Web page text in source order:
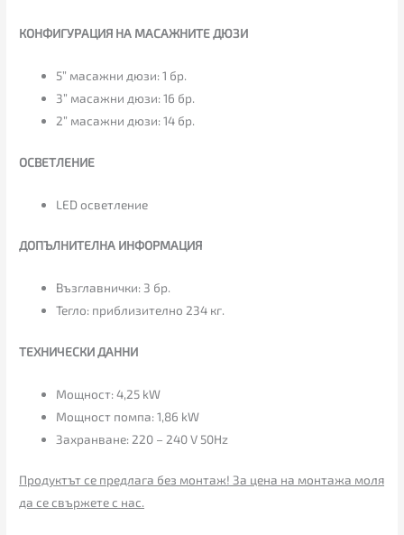
КОНФИГУРАЦИЯ НА МАСАЖНИТЕ ДЮЗИ
5” масажни дюзи: 1 бр.
3” масажни дюзи: 16 бр.
2” масажни дюзи: 14 бр.
ОСВЕТЛЕНИЕ
LED осветление
ДОПЪЛНИТЕЛНА ИНФОРМАЦИЯ
Възглавнички: 3 бр.
Тегло: приблизително 234 кг.
ТЕХНИЧЕСКИ ДАННИ
Мощност: 4,25 kW
Мощност помпа: 1,86 kW
Захранване: 220 – 240 V 50Hz
Продуктът се предлага без монтаж! За цена на монтажа моля
да се свържете с нас.